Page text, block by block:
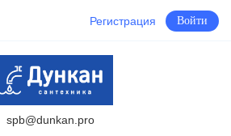
Регистрация Войти
spb@dunkan.pro